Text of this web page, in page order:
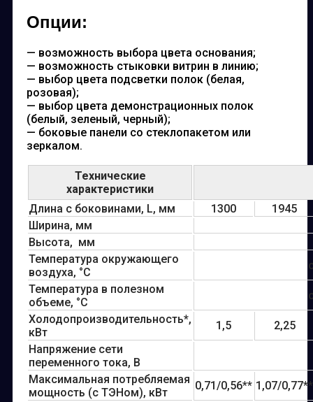
Опции:
— возможность выбора цвета основания;
— возможность стыковки витрин в линию;
— выбор цвета подсветки полок (белая,
розовая);
— выбор цвета демонстрационных полок
(белый, зеленый, черный);
— боковые панели со стеклопакетом или
зеркалом.
Технические
характеристики
Длина с боковинами, L, мм
1300
1945
Ширина, мм
Высота, мм
Температура окружающего
воздуха, °С
Температура в полезном
объеме, °С
Холодопроизводительность*,
кВт
1,5
2,25
Напряжение сети
переменного тока, В
Максимальная потребляемая
мощность (с ТЭНом), кВт
0,71/0,56** 1,07/0,77**